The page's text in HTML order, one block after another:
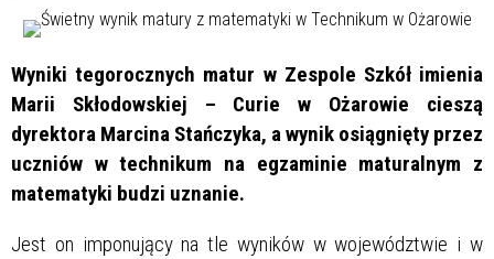
Wyniki tegorocznych matur w Zespole Szkół imienia
Marii Skłodowskiej – Curie w Ożarowie cieszą
dyrektora Marcina Stańczyka, a wynik osiągnięty przez
uczniów w technikum na egzaminie maturalnym z
matematyki budzi uznanie.
Jest on imponujący na tle wyników w województwie i w